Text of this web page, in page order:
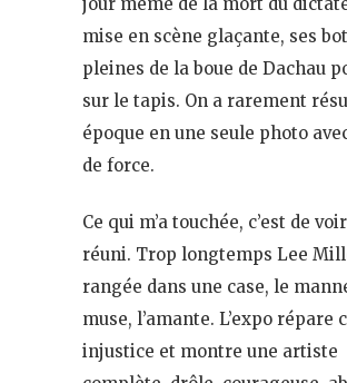
mise en scène glaçante, ses
pleines de la boue de Dachau
sur le tapis. On a rarement
époque en une seule photo
de force.
Ce qui m’a touchée, c’est de
réuni. Trop longtemps Lee
rangée dans une case, le
muse, l’amante. L’expo répare
injustice et montre une artiste